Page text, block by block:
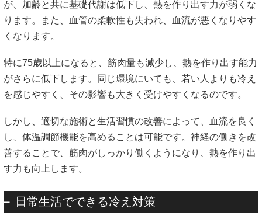
が、加齢と共に基礎代謝は低下し、熱を作り出す力が弱くな
ります。また、血管の柔軟性も失われ、血流が悪くなりやす
くなります。
特に75歳以上になると、筋肉量も減少し、熱を作り出す能力
がさらに低下します。同じ環境にいても、若い人よりも冷え
を感じやすく、その影響も大きく受けやすくなるのです。
しかし、適切な施術と生活習慣の改善によって、血流を良く
し、体温調節機能を高めることは可能です。神経の働きを改
善することで、筋肉がしっかり働くようになり、熱を作り出
す力も向上します。
日常生活でできる冷え対策